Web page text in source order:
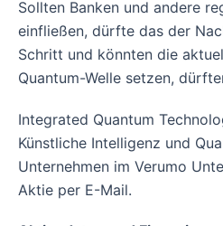
Sollten Banken und andere
einfließen, dürfte das der
Schritt und könnten die
Quantum-Welle setzen,
Integrated Quantum
Künstliche Intelligenz und
Unternehmen im Verumo
Aktie per E-Mail.